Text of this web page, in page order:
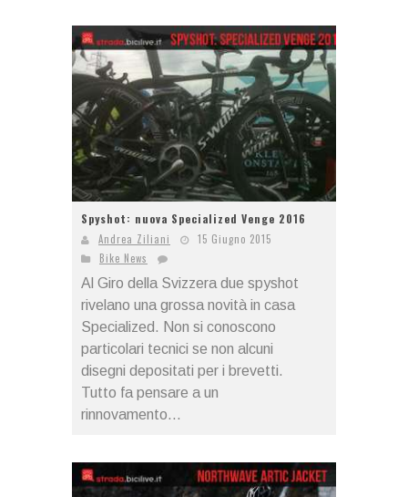
Spyshot: nuova Specialized Venge 2016
Andrea Ziliani
15 Giugno 2015
Bike News
Al Giro della Svizzera due spyshot
rivelano una grossa novità in casa
Specialized. Non si conoscono
particolari tecnici se non alcuni
disegni depositati per i brevetti.
Tutto fa pensare a un
rinnovamento...